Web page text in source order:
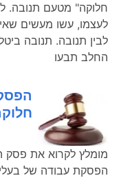
חלוקה" מטעם תנובה.
לעצמו, עשו מעשים
לבין תנובה. תנובה
החלב תבעו
מומלץ לקרוא את פסק